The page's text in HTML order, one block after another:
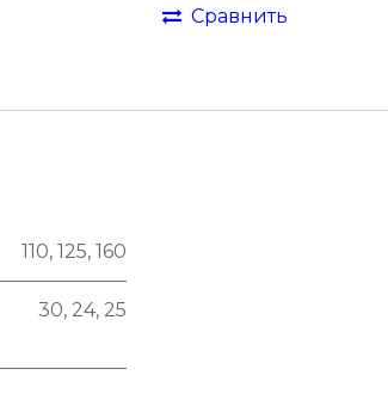
Сравнить
110, 125, 160
30, 24, 25